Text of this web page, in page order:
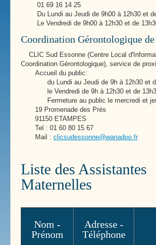
01 69 16 14 25
Du Lundi au Jeudi de 9h00 à 12h30 et
Le Vendredi de 9h00 à 12h30 et de
Coordination Gérontologique
CLIC Sud Essonne (Centre Local
Coordination Gérontologique), service de
Accueil du public:
du Lundi au Jeudi de 9h à 12h30 et de
le Vendredi de 9h à 12h30 et de
Fermeture au public le mercredi et
19 Promenade des Prés
91150 ETAMPES
Tel : 01 60 80 15 67
Mail : clicsudessonne@wanadoo.fr
Liste des Assistantes
Maternelles
Nom -
Prénom
Adresse -
Téléphone